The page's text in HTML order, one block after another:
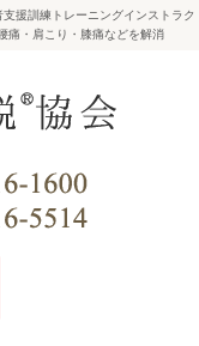
援訓練トレーニングインストラク
痛・肩こり・膝痛などを解消